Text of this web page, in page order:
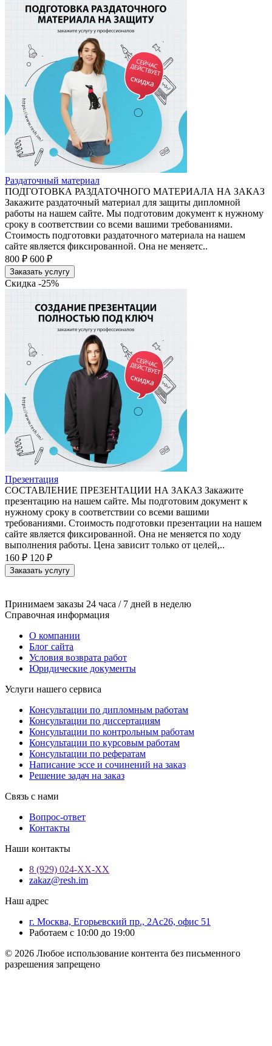
Раздаточный материал
ПОДГОТОВКА РАЗДАТОЧНОГО МАТЕРИАЛА НА ЗАКАЗ
Закажите раздаточный материал для защиты дипломной
работы на нашем сайте. Мы подготовим документ к нужному
сроку в соответствии со всеми вашими требованиями.
Стоимость подготовки раздаточного материала на нашем
сайте является фиксированной. Она не меняетс..
800 ₽ 600 ₽
Заказать услугу
Скидка -25%
Презентация
СОСТАВЛЕНИЕ ПРЕЗЕНТАЦИИ НА ЗАКАЗ Закажите
презентацию на нашем сайте. Мы подготовим документ к
нужному сроку в соответствии со всеми вашими
требованиями. Стоимость подготовки презентации на нашем
сайте является фиксированной. Она не меняется по ходу
выполнения работы. Цена зависит только от целей,..
160 ₽ 120 ₽
Заказать услугу
Принимаем заказы 24 часа / 7 дней в неделю
Справочная информация
О компании
Блог сайта
Условия возврата работ
Юридические документы
Услуги нашего сервиса
Консультации по дипломным работам
Консультации по диссертациям
Консультации по контрольным работам
Консультации по курсовым работам
Консультации по рефератам
Написание эссе и сочинений на заказ
Решение задач на заказ
Связь с нами
Вопрос-ответ
Контакты
Наши контакты
8 (929) 024-ХХ-ХХ
zakaz@resh.im
Наш адрес
г. Москва, Егорьевский пр., 2Ас26, офис 51
Работаем с 10:00 до 19:00
© 2026 Любое использование контента без письменного
разрешения запрещено